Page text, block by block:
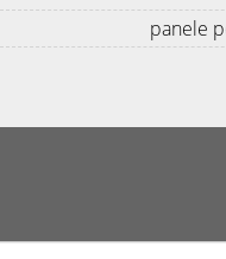
panele